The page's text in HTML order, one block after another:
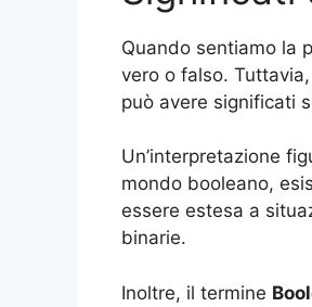
Quando sentiamo la
vero o falso.
può avere significati
Un’interpretazione
mondo booleano,
essere estesa a
binarie.
Inoltre, il termine